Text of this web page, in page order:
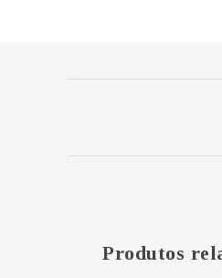
Produtos